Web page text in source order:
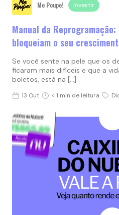
Me Poupe! Investir
Manual da
bloqueiam o seu
Se você sente na pele que os
ficaram mais difíceis e que a
boletos, está na […]
13 Out < 1 min de leitura